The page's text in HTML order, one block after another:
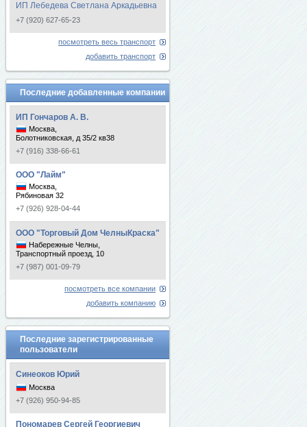
ИП Лебедева Светлана Аркадьевна
+7 (920) 627-65-23
посмотреть весь транспорт
добавить транспорт
Последние добавленные компании
ИП Гончаров А. В.
Москва,
Болотниковская, д 35/2 кв38
+7 (916) 338-66-61
ООО "Лайм"
Москва,
Рябиновая 32
+7 (926) 928-04-44
ООО "Торговый Дом ЧелныКраска"
Набережные Челны,
Транспортный проезд, 10
+7 (987) 001-09-79
посмотреть все компании
добавить компанию
Последние зарегистрированные
пользователи
Синеоков Юрий
Москва
+7 (926) 950-94-85
Пономарев Сергей Георгиевич